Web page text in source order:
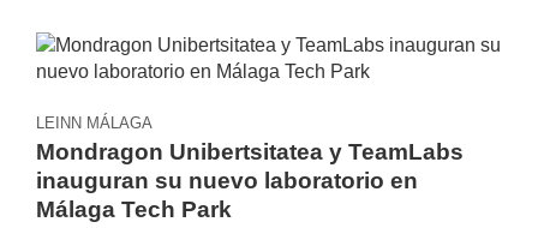
LEINN MÁLAGA
Mondragon Unibertsitatea y TeamLabs
inauguran su nuevo laboratorio en
Málaga Tech Park